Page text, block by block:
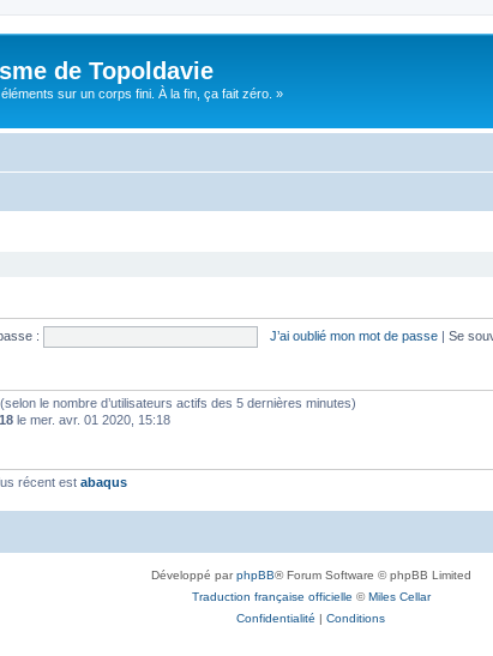
de Topoldavie
sur un corps fini. À la fin, ça fait zéro. »
: J’ai oublié mon mot de passe | Se
le nombre d’utilisateurs actifs des 5 dernières minutes)
18 le mer. avr. 01 2020, 15:18
récent est abaqus
Développé parphpBB® Forum Software © phpBB Limited
Traduction française officielle ©Miles Cellar
Confidentialité | Conditions